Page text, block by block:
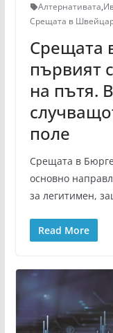
Алтернативата,
Срещата в
Срещата
първият
на пътя.
поле
Срещата в
основно
за легитимен,
Read More